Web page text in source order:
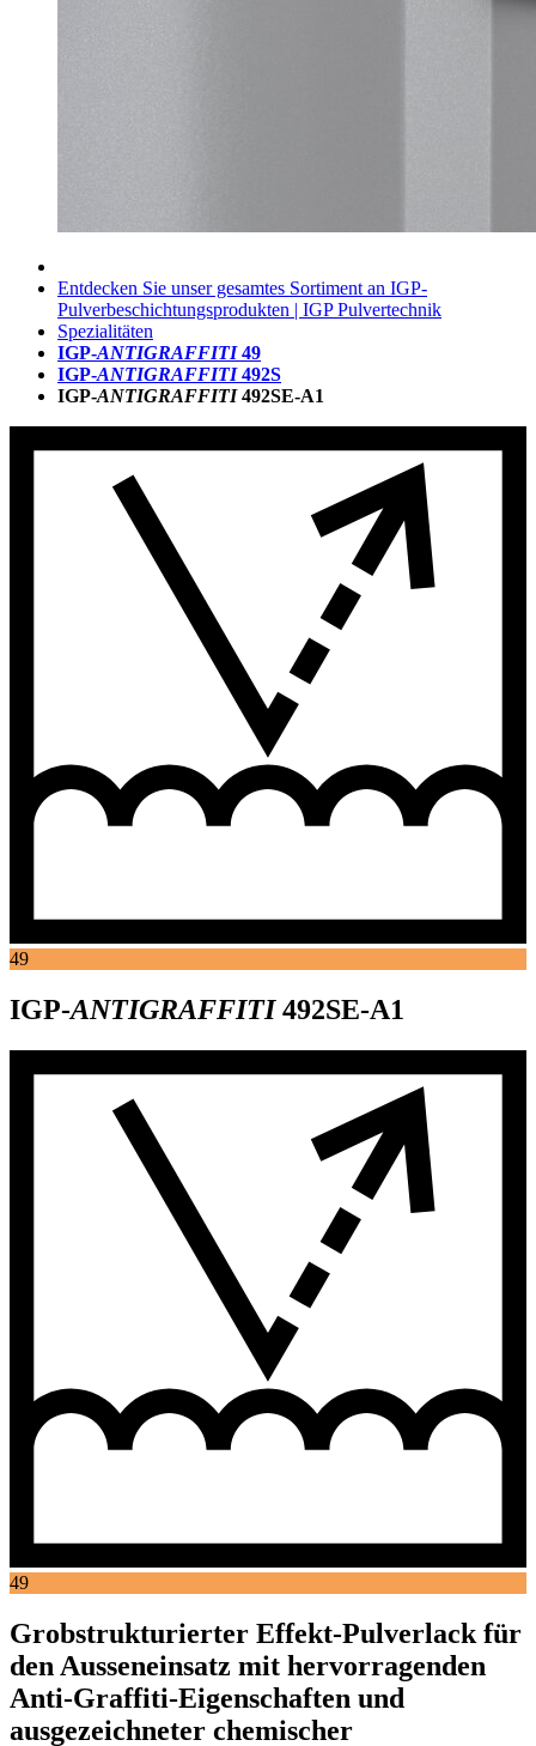
Entdecken Sie unser gesamtes Sortiment an IGP-
Pulverbeschichtungsprodukten | IGP Pulvertechnik
Spezialitäten
IGP-ANTIGRAFFITI49
IGP-ANTIGRAFFITI492S
IGP-ANTIGRAFFITI492SE-A1
49
IGP-ANTIGRAFFITI492SE-A1
49
Grobstrukturierter Effekt-Pulverlack für
den Ausseneinsatz mit hervorragenden
Anti-Graffiti-Eigenschaften und
ausgezeichneter chemischer